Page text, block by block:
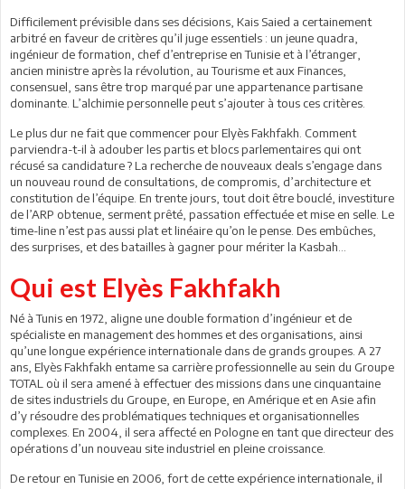
Difficilement prévisible dans ses décisions, Kais Saied a certainement
arbitré en faveur de critères qu’il juge essentiels : un jeune quadra,
ingénieur de formation, chef d’entreprise en Tunisie et à l’étranger,
ancien ministre après la révolution, au Tourisme et aux Finances,
consensuel, sans être trop marqué par une appartenance partisane
dominante. L’alchimie personnelle peut s’ajouter à tous ces critères.
Le plus dur ne fait que commencer pour Elyès Fakhfakh. Comment
parviendra-t-il à adouber les partis et blocs parlementaires qui ont
récusé sa candidature ? La recherche de nouveaux deals s’engage dans
un nouveau round de consultations, de compromis, d’architecture et
constitution de l’équipe. En trente jours, tout doit être bouclé, investiture
de l’ARP obtenue, serment prêté, passation effectuée et mise en selle. Le
time-line n’est pas aussi plat et linéaire qu’on le pense. Des embûches,
des surprises, et des batailles à gagner pour mériter la Kasbah...
Qui est Elyès Fakhfakh
Né à Tunis en 1972, aligne une double formation d’ingénieur et de
spécialiste en management des hommes et des organisations, ainsi
qu’une longue expérience internationale dans de grands groupes. A 27
ans, Elyès Fakhfakh entame sa carrière professionnelle au sein du Groupe
TOTAL où il sera amené à effectuer des missions dans une cinquantaine
de sites industriels du Groupe, en Europe, en Amérique et en Asie afin
d’y résoudre des problématiques techniques et organisationnelles
complexes. En 2004, il sera affecté en Pologne en tant que directeur des
opérations d’un nouveau site industriel en pleine croissance.
De retour en Tunisie en 2006, fort de cette expérience internationale, il